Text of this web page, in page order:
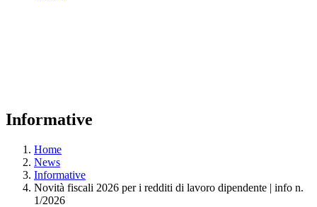
Informative
Home
News
Informative
Novità fiscali 2026 per i redditi di lavoro dipendente | info n.
1/2026